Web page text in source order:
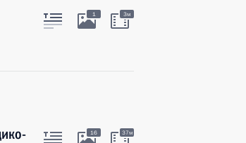
1 3м
16 37м